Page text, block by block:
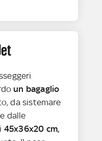
un bagaglio
da sistemare
dalle
45x36x20 cm,